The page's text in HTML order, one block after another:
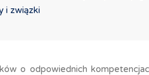
i związki
o odpowiednich